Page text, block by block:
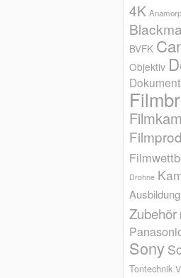
4K
BVFK
Objektiv
Drohne
Ausbildung
Zubehör
Sony
Tontechnik